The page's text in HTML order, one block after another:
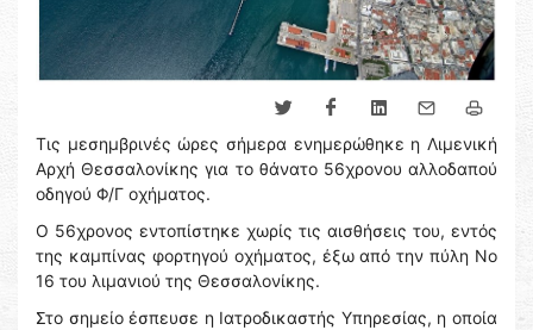
Τις μεσημβρινές ώρες σήμερα ενημερώθηκε η Λιμενική
Αρχή Θεσσαλονίκης για το θάνατο 56χρονου αλλοδαπού
οδηγού Φ/Γ οχήματος.
Ο 56χρονος εντοπίστηκε χωρίς τις αισθήσεις του, εντός
της καμπίνας φορτηγού οχήματος, έξω από την πύλη Νο
16 του λιμανιού της Θεσσαλονίκης.
Στο σημείο έσπευσε η Ιατροδικαστής Υπηρεσίας, η οποία